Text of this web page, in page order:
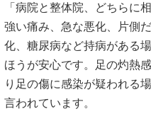
「病院と整体院、どちらに
強い痛み、急な悪化、片側
化、糖尿病など持病がある
ほうが安心です。足の灼熱
り足の傷に感染が疑われる
言われています。